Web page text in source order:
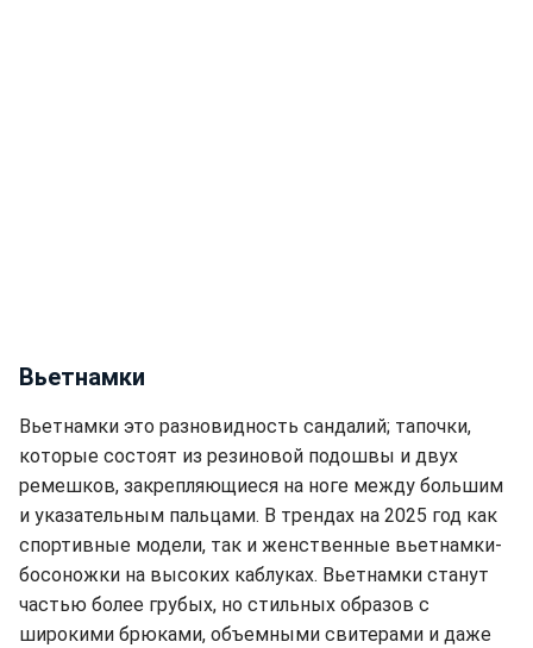
Вьетнамки
Вьетнамки это разновидность сандалий; тапочки,
которые состоят из резиновой подошвы и двух
ремешков, закрепляющиеся на ноге между большим
и указательным пальцами. В трендах на 2025 год как
спортивные модели, так и женственные вьетнамки-
босоножки на высоких каблуках. Вьетнамки станут
частью более грубых, но стильных образов с
широкими брюками, объемными свитерами и даже